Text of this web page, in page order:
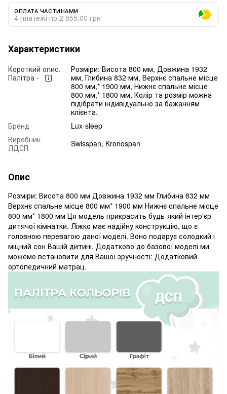
ОПЛАТА ЧАСТИНАМИ
4 платежі по 2 855.00 грн
Характеристики
Короткий опис.
Палітра -
Розміри: Висота 800 мм, Довжина 1932
мм, Глибина 832 мм, Верхнє спальне місце
800 мм,* 1900 мм, Нижнє спальне місце
800 мм,* 1800 мм, Колір та розмір можна
підібрати індивідуально за бажанням
клієнта.
Бренд
Lux-sleep
Виробник
ЛДСП
Swisspan, Kronospan
Опис
Розміри: Висота 800 мм Довжина 1932 мм Глибина 832 мм
Верхнє спальне місце 800 мм* 1900 мм Нижнє спальне місце
800 мм* 1800 мм Ця модель прикрасить будь-який інтер'єр
дитячої кімнатки. Ліжко має надійну конструкцію, що є
головною перевагою даної моделі. Воно подарує солодкий і
міцний сон Вашій дитині. Додатково до базової моделі ми
можемо встановити для Вашої зручності: Додатковий
ортопедичний матрац.